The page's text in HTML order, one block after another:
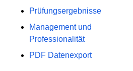
Prüfungsergebnisse
Management und
Professionalität
PDF Datenexport